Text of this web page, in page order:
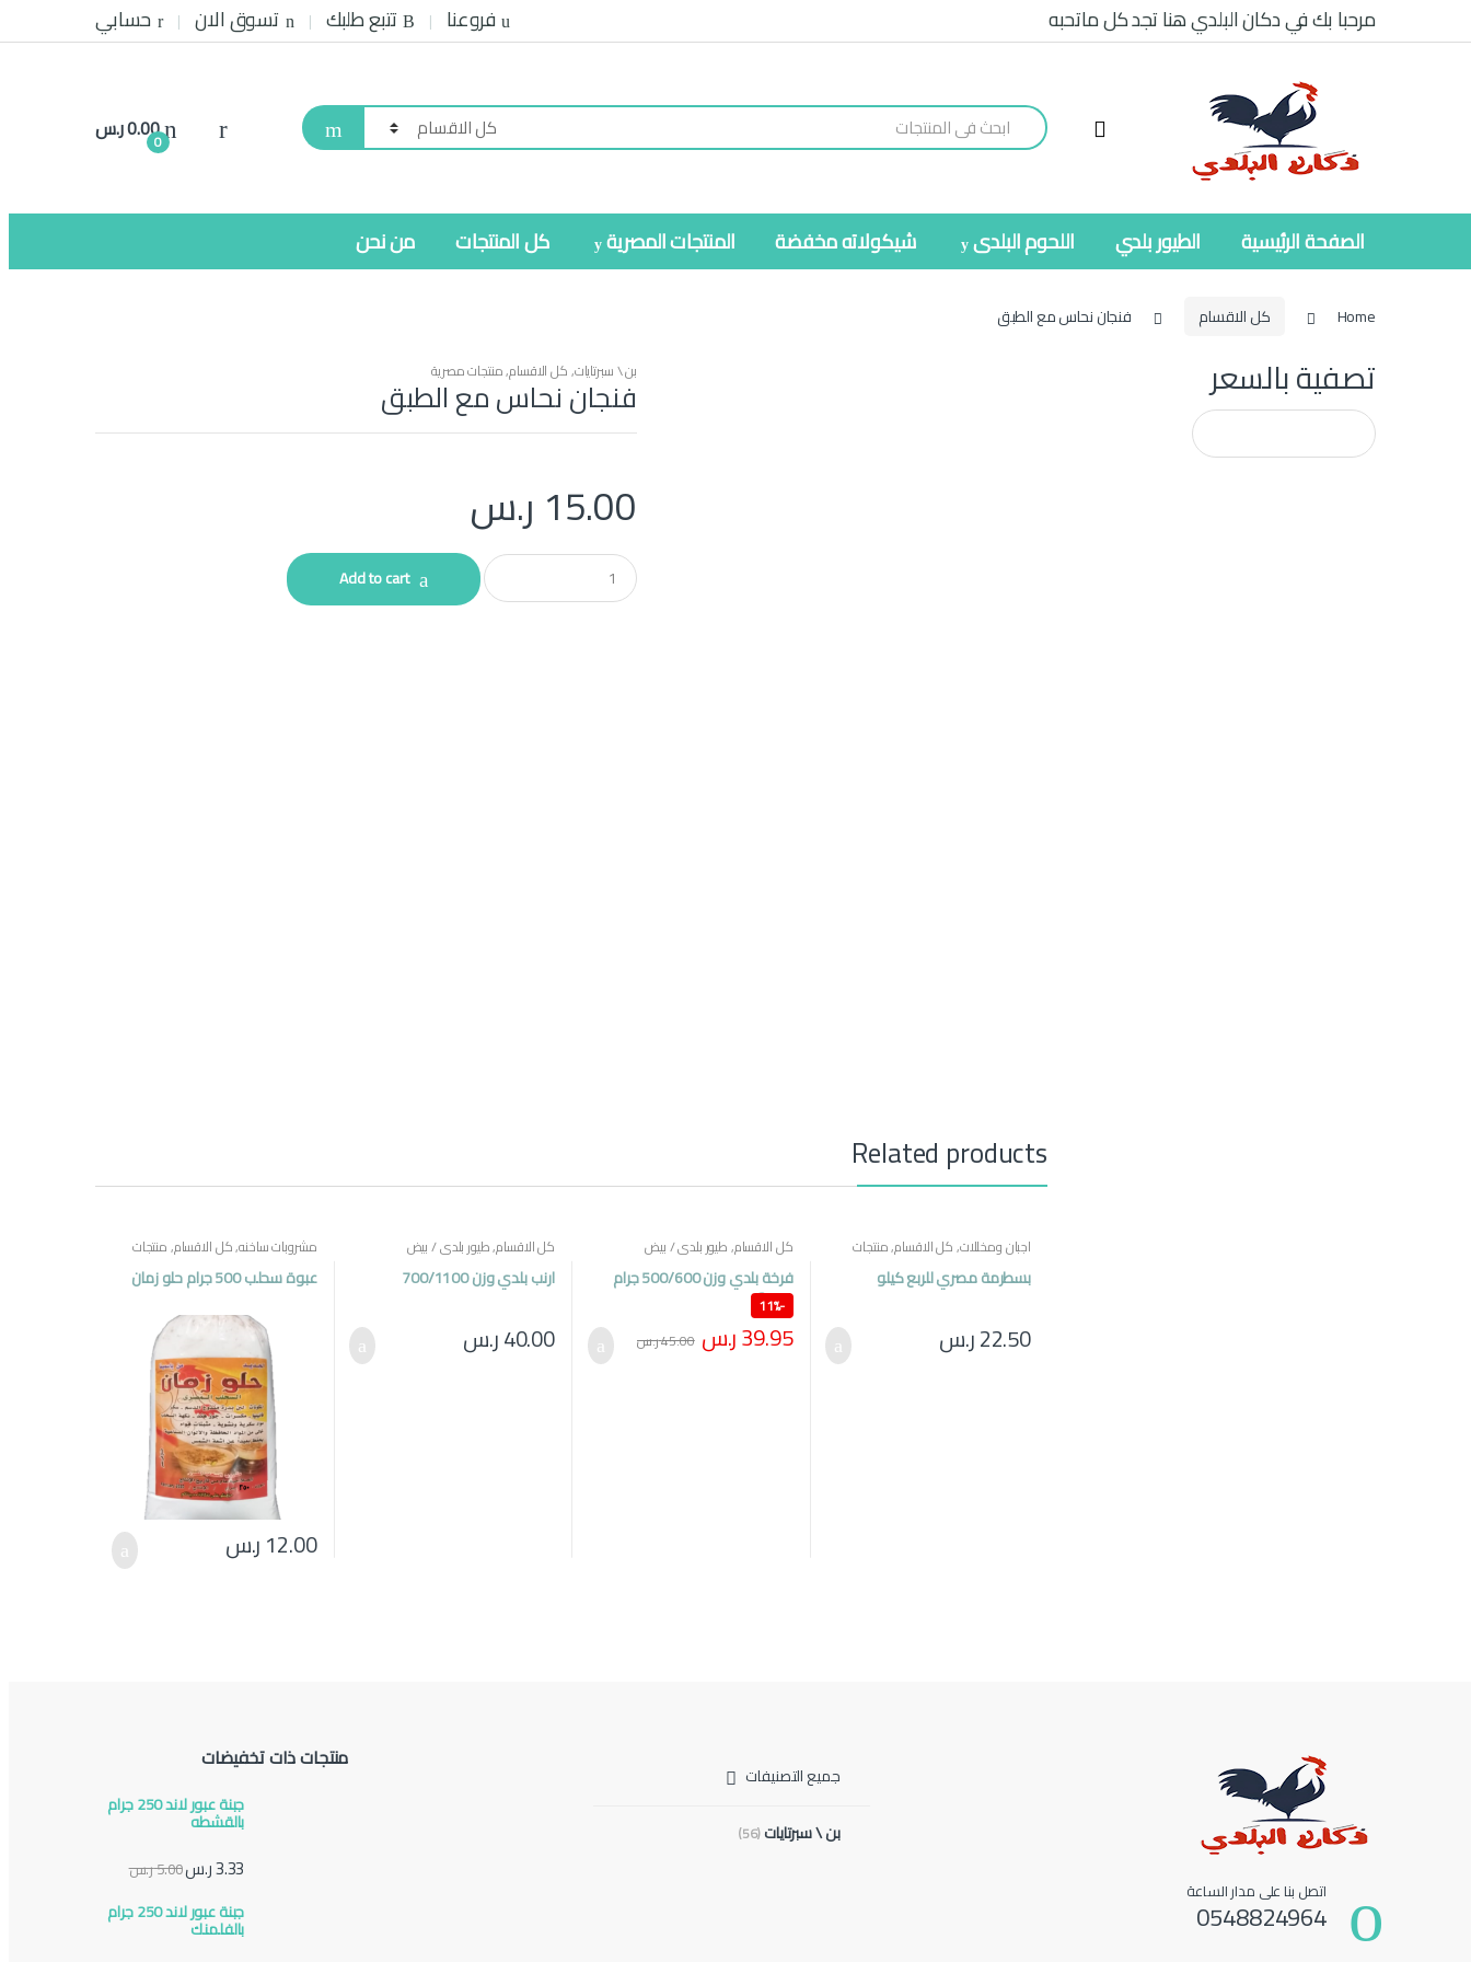
to
to
مرحبا بك في دكان البلدي هنا تجد كل ماتحبه فروعنا تتبع طلبك تسوق الان حسابي
Search
for:
0
0.00ر.س
الصفحة الرئيسية الطيور بلدي اللحوم البلدى شيكولاته مخفضة المنتجات المصرية كل المنتجات من نحن
Home كل الاقسام فنجان نحاس مع الطبق
بن \ سبرتايات,كل الاقسام,منتجات مصرية
فنجان نحاس مع الطبق
15.00 ر.س
Q
u
a
Add to cart
Related products
اجبان ومخللات,كل الاقسام,منتجات
مصرية
بسطرمة مصري للربع كيلو
22.50ر.س
كل الاقسام,طيور بلدي / بيض
فرخة بلدي وزن 500/600 جرام
عدد 2
-
11%
39.95ر.س 45.00ر.س
كل الاقسام,طيور بلدي / بيض
ارنب بلدي وزن 700/1100
40.00ر.س
مشروبات ساخنه,كل الاقسام,منتجات
مصرية
عبوة سحلب 500 جرام حلو زمان
12.00ر.س
تصفية بالسعر
اتصل بنا على مدار الساعة
0548824964
جميع التصنيفات
بن \ سبرتايات(56)
منتجات ذات تخفيضات
جبنة عبور لاند 250 جرام
بالقشطه
3.33ر.س5.00ر.س
جبنة عبور لاند 250 جرام
بالفلمنك